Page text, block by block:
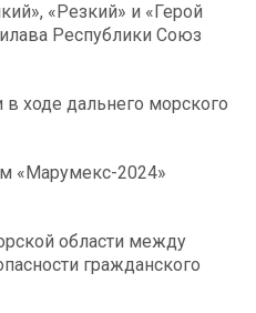
«Резкий» и «Герой
Республики Союз
ходе дальнего морского
«Марумекс-2024»
области между
гражданского